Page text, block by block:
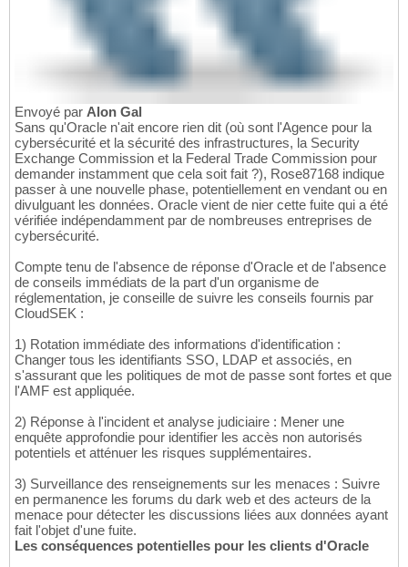
Envoyé par Alon Gal
Sans qu'Oracle n'ait encore rien dit (où sont l'Agence pour la
cybersécurité et la sécurité des infrastructures, la Security
Exchange Commission et la Federal Trade Commission pour
demander instamment que cela soit fait ?), Rose87168 indique
passer à une nouvelle phase, potentiellement en vendant ou en
divulguant les données. Oracle vient de nier cette fuite qui a été
vérifiée indépendamment par de nombreuses entreprises de
cybersécurité.
Compte tenu de l'absence de réponse d'Oracle et de l'absence
de conseils immédiats de la part d'un organisme de
réglementation, je conseille de suivre les conseils fournis par
CloudSEK :
1) Rotation immédiate des informations d'identification :
Changer tous les identifiants SSO, LDAP et associés, en
s'assurant que les politiques de mot de passe sont fortes et que
l'AMF est appliquée.
2) Réponse à l'incident et analyse judiciaire : Mener une
enquête approfondie pour identifier les accès non autorisés
potentiels et atténuer les risques supplémentaires.
3) Surveillance des renseignements sur les menaces : Suivre
en permanence les forums du dark web et des acteurs de la
menace pour détecter les discussions liées aux données ayant
fait l'objet d'une fuite.
Les conséquences potentielles pour les clients d'Oracle